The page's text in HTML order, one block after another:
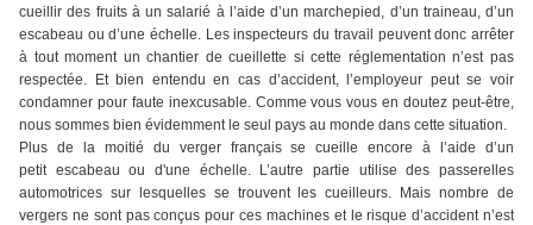
cueillir des fruits à un salarié à l’aide d’un marchepied, d’un traineau, d’un
escabeau ou d’une échelle. Les inspecteurs du travail peuvent donc arrêter
à tout moment un chantier de cueillette si cette réglementation n’est pas
respectée. Et bien entendu en cas d’accident, l’employeur peut se voir
condamner pour faute inexcusable. Comme vous vous en doutez peut-être,
nous sommes bien évidemment le seul pays au monde dans cette situation.
Plus de la moitié du verger français se cueille encore à l’aide d’un
petit escabeau ou d'une échelle. L’autre partie utilise des passerelles
automotrices sur lesquelles se trouvent les cueilleurs. Mais nombre de
vergers ne sont pas conçus pour ces machines et le risque d’accident n’est